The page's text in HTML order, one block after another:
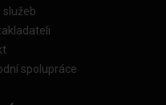
služeb
spolupráce